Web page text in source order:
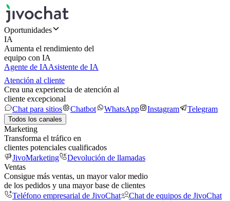
Oportunidades
IA
Aumenta el rendimiento del
equipo con IA
Agente de IAAsistente de IA
Atención al cliente
Crea una experiencia de atención al
cliente excepcional
Chat para sitios
Chatbot WhatsApp Instagram Telegram
Todos los canales
Marketing
Transforma el tráfico en
clientes potenciales cualificados
JivoMarketing
Devolución de llamadas
Ventas
Consigue más ventas, un mayor valor medio
de los pedidos y una mayor base de clientes
Teléfono empresarial de JivoChat
Chat de equipos de JivoChat